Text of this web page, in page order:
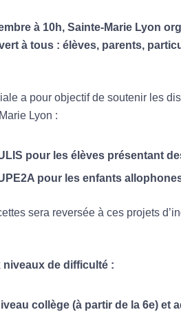
à 10h, Sainte-Marie Lyon
à tous : élèves, parents,
a pour objectif de soutenir les
Lyon :
pour les élèves présentant
pour les enfants
sera reversée à ces projets
niveaux de difficulté :
collège (à partir de la 6e) et